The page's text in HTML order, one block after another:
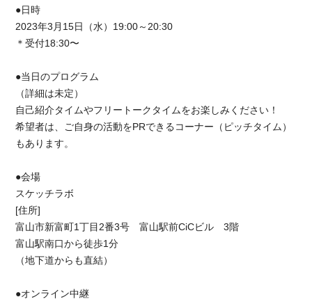
●日時
2023年3月15日（水）19:00～20:30
＊受付18:30〜
●当日のプログラム
（詳細は未定）
自己紹介タイムやフリートークタイムをお楽しみください！
希望者は、ご自身の活動をPRできるコーナー（ピッチタイム）
もあります。
●会場
スケッチラボ
[住所]
富山市新富町1丁目2番3号 富山駅前CiCビル 3階
富山駅南口から徒歩1分
（地下道からも直結）
●オンライン中継